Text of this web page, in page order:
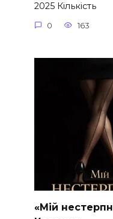
2025 Кількість
0 163
«Мій